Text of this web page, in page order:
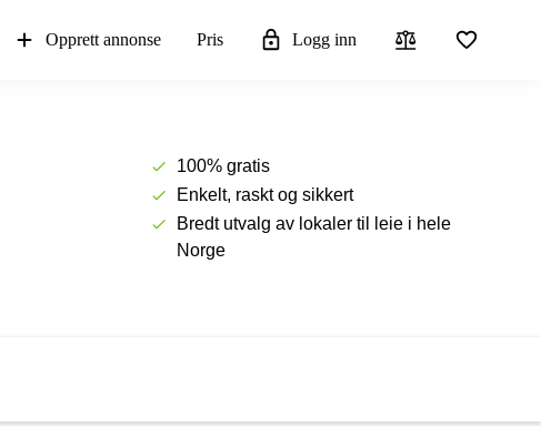
Opprett annonse Pris Logg inn
100% gratis
Enkelt, raskt og sikkert
Bredt utvalg av lokaler til leie i hele
Norge